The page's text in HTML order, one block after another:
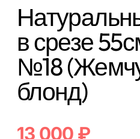
в срезе
№18
блонд)
13 000 ₽